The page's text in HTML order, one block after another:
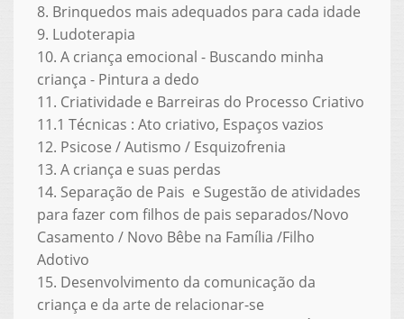
8. Brinquedos mais adequados para cada idade
9. Ludoterapia
10. A criança emocional - Buscando minha
criança - Pintura a dedo
11. Criatividade e Barreiras do Processo Criativo
11.1 Técnicas : Ato criativo, Espaços vazios
12. Psicose / Autismo / Esquizofrenia
13. A criança e suas perdas
14. Separação de Pais e Sugestão de atividades
para fazer com filhos de pais separados/Novo
Casamento / Novo Bêbe na Família /Filho
Adotivo
15. Desenvolvimento da comunicação da
criança e da arte de relacionar-se